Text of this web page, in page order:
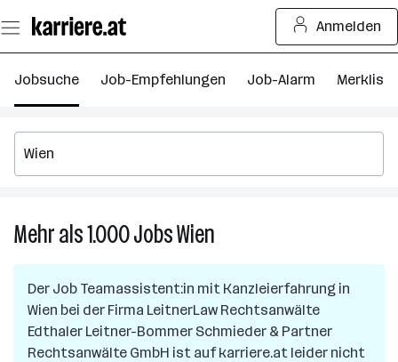
Seiteninhalt
springen
Anmelden
Jobsuche Job-Empfehlungen Job-Alarm Merkliste
Mehr als 1.000JobsWien
Jobs
in
Wien
Der Job Teamassistent:in mit Kanzleierfahrung in
Wien bei der Firma LeitnerLaw Rechtsanwälte
Edthaler Leitner-Bommer Schmieder & Partner
Rechtsanwälte GmbH ist auf karriere.at leider nicht